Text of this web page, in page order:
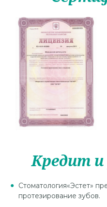
Кредит и
Стоматология«Эстет»
протезирование зубов.